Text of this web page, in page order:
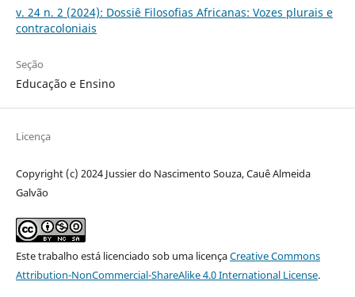
v. 24 n. 2 (2024): Dossiê Filosofias Africanas: Vozes plurais e
contracoloniais
Seção
Educação e Ensino
Licença
Copyright (c) 2024 Jussier do Nascimento Souza, Cauê Almeida
Galvão
Este trabalho está licenciado sob uma licençaCreative Commons
Attribution-NonCommercial-ShareAlike 4.0 International License.